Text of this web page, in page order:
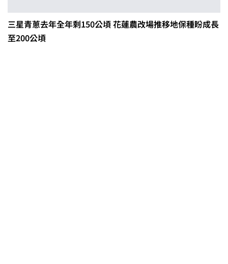
三星青蔥去年全年剩150公頃 花蓮農改場推移地保種盼成長
至200公頃